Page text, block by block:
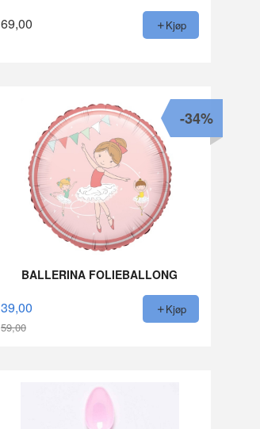
69,00 Kjøp
BALLERINA FOLIEBALLONG
39,00
59,00
-34%
Kjøp